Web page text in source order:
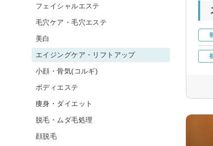
フェイシャルエステ
毛穴ケア・毛穴エステ
美白
エイジングケア・リフトアップ
小顔・骨気(コルギ)
ボディエステ
痩身・ダイエット
脱毛・ムダ毛処理
顔脱毛